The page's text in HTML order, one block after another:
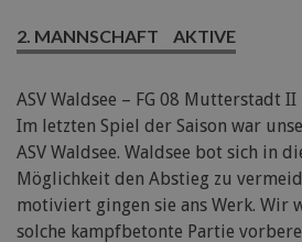
2. MANNSCHAFT AKTIVE
ASV Waldsee – FG 08 Mutterstadt
Im letzten Spiel der Saison war
ASV Waldsee. Waldsee bot sich in
Möglichkeit den Abstieg zu
motiviert gingen sie ans Werk. Wir
solche kampfbetonte Partie